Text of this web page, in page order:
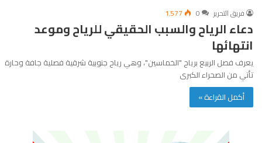
فريق التحرير
0 1٬577
دعاء الرياح والسبب الحقيقي للرياح وموعد
انتهائها
يعرف فصل الربيع برياح "الخماسين"، وهي رياح جنوبية شرقية فصلية جافة وحارة
تأتي من الصحراء الكبرى
أكمل القراءة »